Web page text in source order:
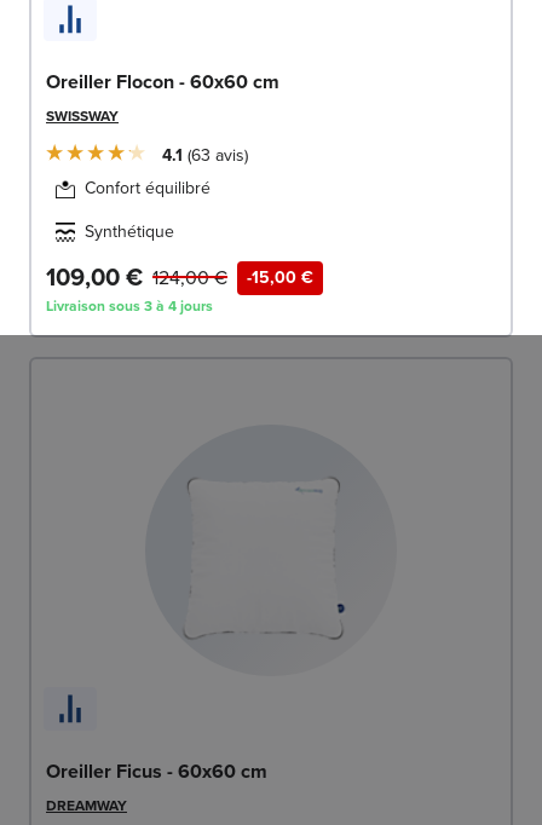
Oreiller Flocon - 60x60 cm
SWISSWAY
4.1 63 avis
Confort équilibré
Synthétique
109,00 € -15,00 €
124,00 €
Livraison sous 3 à 4 jours
Oreiller Ficus - 60x60 cm
DREAMWAY